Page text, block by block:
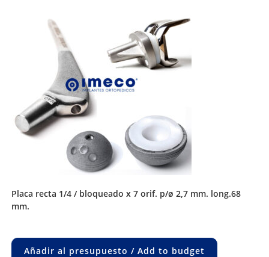
placa recta 1/4 / bloqueado x 7 orif. p/ø 2,7 mm. long.68
mm.
Añadir al presupuesto / Add to budget